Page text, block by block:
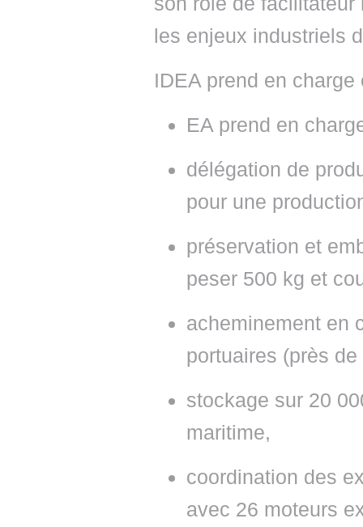
les enjeux industriels
IDEA prend en
EA prend en
délégation de
pour une
préservation et
peser 500 kg et
acheminement en
portuaires (près
stockage sur 20
maritime,
coordination des
avec 26 moteurs